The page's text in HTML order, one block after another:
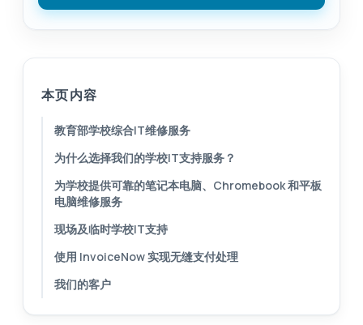
本页内容
教育部学校综合IT维修服务
为什么选择我们的学校IT支持服务？
为学校提供可靠的笔记本电脑、Chromebook 和平板
电脑维修服务
现场及临时学校IT支持
使用 InvoiceNow 实现无缝支付处理
我们的客户